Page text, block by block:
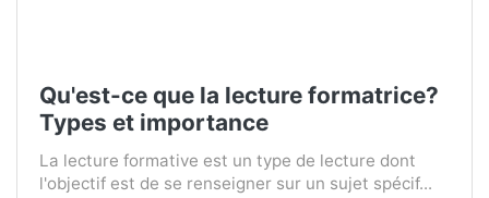
Qu'est-ce que la lecture formatrice?
Types et importance
La lecture formative est un type de lecture dont
l'objectif est de se renseigner sur un sujet spécif...